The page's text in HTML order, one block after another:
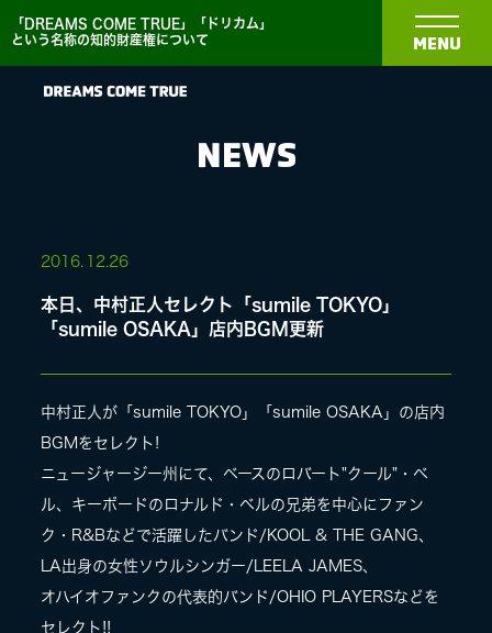
「DREAMS COME TRUE」「ドリカム」
という名称の知的財産権について
MENU
BIOGRAPHY
MEDIA
LIVE
NEWS
2016. 12.26
本日、中村正人セレクト「sumile TOKYO」
「sumile OSAKA」店内BGM更新
中村正人が「sumile TOKYO」「sumile OSAKA」の店内
BGMをセレクト!
ニュージャージー州にて、ベースのロバート"クール"・ベ
ル、キーボードのロナルド・ベルの兄弟を中心にファン
ク・R&Bなどで活躍したバンド/KOOL & THE GANG、
LA出身の女性ソウルシンガー/LEELA JAMES、
オハイオファンクの代表的バンド/OHIO PLAYERSなどを
セレクト!!